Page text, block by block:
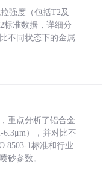
强度（包括T2及
标准数据，详细分
不同状态下的金属
重点分析了铝合金
6.3μm），并对比不
8503-1标准和行业
砂参数。